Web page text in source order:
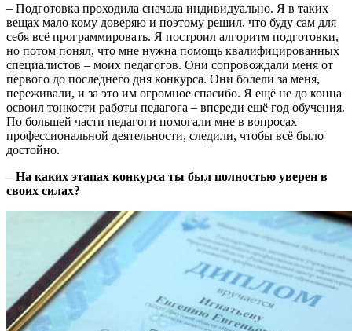
– Подготовка проходила сначала индивидуально. Я в таких
вещах мало кому доверяю и поэтому решил, что буду сам для
себя всё программировать. Я построил алгоритм подготовки,
но потом понял, что мне нужна помощь квалифицированных
специалистов – моих педагогов. Они сопровождали меня от
первого до последнего дня конкурса. Они болели за меня,
переживали, и за это им огромное спасибо. Я ещё не до конца
освоил тонкости работы педагога – впереди ещё год обучения.
По большей части педагоги помогали мне в вопросах
профессиональной деятельности, следили, чтобы всё было
достойно.
– На каких этапах конкурса ты был полностью уверен в
своих силах?